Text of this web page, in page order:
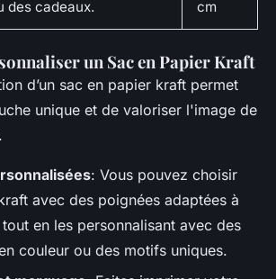
des cadeaux.
cm
un Sac en Papier Kraft
d’un sac en papier kraft permet
unique et de valoriser l'image de
: Vous pouvez choisir
avec des poignées adaptées à
en les personnalisant avec des
couleur ou des motifs uniques.